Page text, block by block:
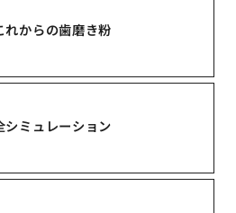
からの歯磨き粉
ミュレーション